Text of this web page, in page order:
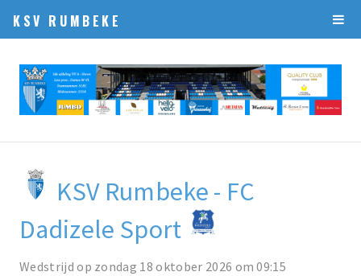
KSV RUMBEKE
KSV Rumbeke - FC
Dadizele Sport
Wedstrijd op zondag 18 oktober 2026 om 09:15